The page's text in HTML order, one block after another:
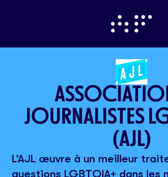
JOURNALISTES
(AJL)
L’AJL œuvre à un meilleur
questions LGBTQIA+ dans les